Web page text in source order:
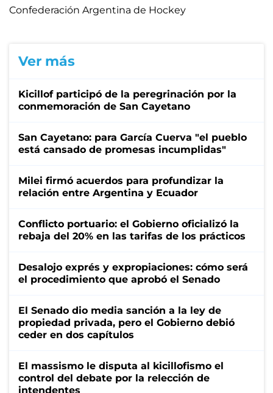
Confederación Argentina de Hockey
Ver más
Kicillof participó de la peregrinación por la
conmemoración de San Cayetano
San Cayetano: para García Cuerva "el pueblo
está cansado de promesas incumplidas"
Milei firmó acuerdos para profundizar la
relación entre Argentina y Ecuador
Conflicto portuario: el Gobierno oficializó la
rebaja del 20% en las tarifas de los prácticos
Desalojo exprés y expropiaciones: cómo será
el procedimiento que aprobó el Senado
El Senado dio media sanción a la ley de
propiedad privada, pero el Gobierno debió
ceder en dos capítulos
El massismo le disputa al kicillofismo el
control del debate por la relección de
intendentes